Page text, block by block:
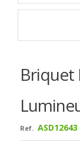
Briquet
Ref. ASD12643